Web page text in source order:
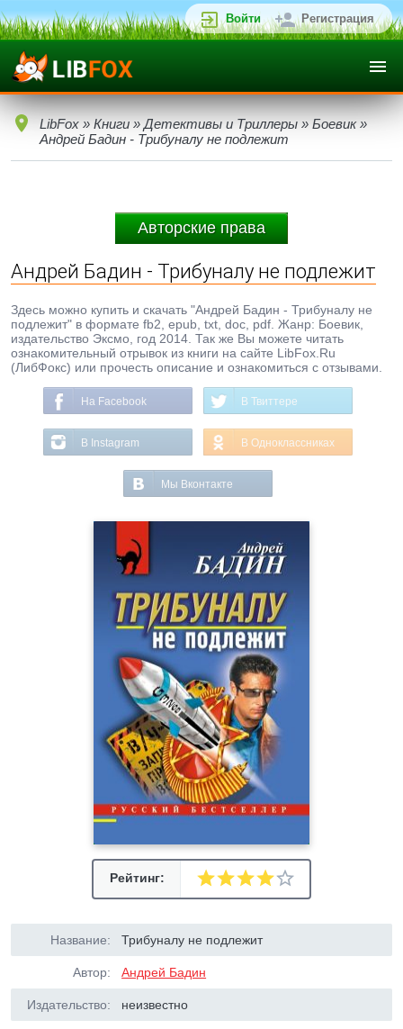
Войти Регистрация
LibFox » Книги » Детективы и Триллеры » Боевик»
Андрей Бадин - Трибуналу не подлежит
Авторские права
Андрей Бадин - Трибуналу не подлежит
Здесь можно купить и скачать "Андрей Бадин - Трибуналу не
подлежит" в формате fb2, epub, txt, doc, pdf. Жанр: Боевик,
издательство Эксмо, год 2014. Так же Вы можете читать
ознакомительный отрывок из книги на сайте LibFox.Ru
(ЛибФокс) или прочесть описание и ознакомиться с отзывами.
На Facebook В Твиттере
В Instagram В Одноклассниках
Мы Вконтакте
Рейтинг:
Название: Трибуналу не подлежит
Автор: Андрей Бадин
Издательство: неизвестно